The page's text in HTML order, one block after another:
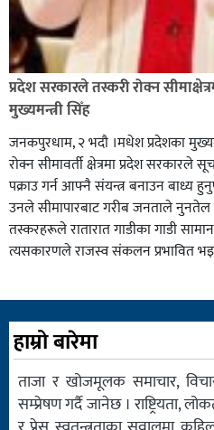
प्रदेश सरकारले तस्करी रोक्न
मुख्यमन्त्री सिँह
जनकपुरधाम, २ भदौ ।मधेश प्रदेशका
रोक्न सीमावर्ती क्षेत्रमा प्रदेश सरकारले
पक्राउ गर्न आफ्नै संयन्त्र बनाउन बाध्य
उनले सीमापारबाट गरीब जनताले नुनतेल
तस्करहरूले रातारात गाडीका गाडी
त्यसकारणले राजस्व संकलन प्रभावित
हाम्रो बारेमा
ताजा र खोजमूलक समाचार,
सम्प्रेषण गर्दै जानेछ । राष्ट्रियता,